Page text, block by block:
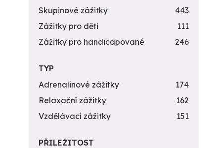
Skupinové zážitky
443
Zážitky pro děti
111
Zážitky pro handicapované
246
TYP
Adrenalinové zážitky
174
Relaxační zážitky
162
Vzdělávací zážitky
151
PŘILEŽITOST